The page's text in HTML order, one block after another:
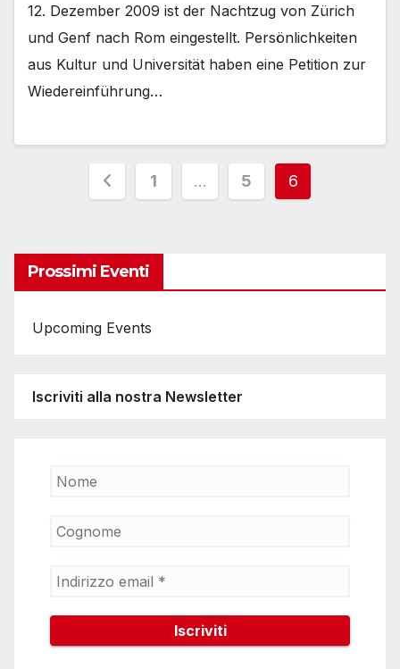
12. Dezember 2009 ist der Nachtzug von Zürich
und Genf nach Rom eingestellt. Persönlichkeiten
aus Kultur und Universität haben eine Petition zur
Wiedereinführung…
Paginazione
articoli
1 … 5 6
Prossimi Eventi
Upcoming Events
Iscriviti alla nostra Newsletter